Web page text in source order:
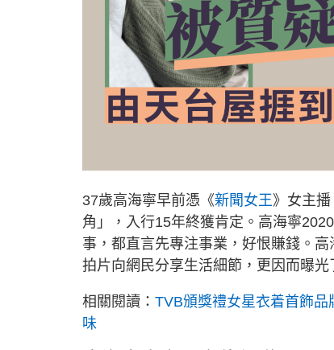
37歲高海寧早前憑《新聞女王》女主
角」，入行15年終獲肯定。高海寧
事，都直言先專注事業，好恨賺錢。
拍片向網民分享生活細節，更因而曝光
相關閱讀： TVB頒獎禮女星衣着首飾
味